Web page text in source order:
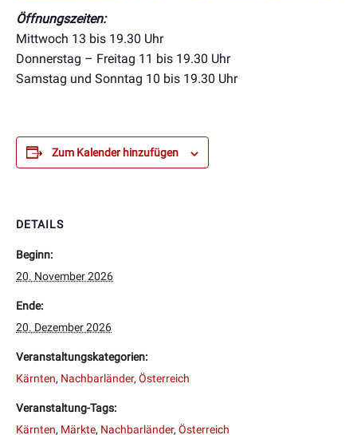
Öffnungszeiten:
Mittwoch 13 bis 19.30 Uhr
Donnerstag – Freitag 11 bis 19.30 Uhr
Samstag und Sonntag 10 bis 19.30 Uhr
Zum Kalender hinzufügen
DETAILS
Beginn:
20. November 2026
Ende:
20. Dezember 2026
Veranstaltungskategorien:
Kärnten, Nachbarländer, Österreich
Veranstaltung-Tags:
Kärnten, Märkte, Nachbarländer, Österreich